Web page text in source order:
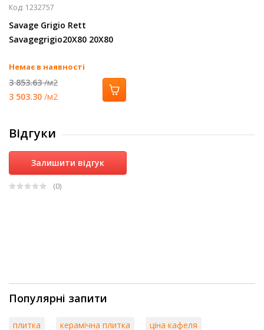
Код: 1232757
Savage Grigio Rett
Savagegrigio20X80 20Х80
Немає в наявності
3 853.63/м2
3 503.30 /м2
Відгуки
(0)
Залишити відгук
Популярні запити
плитка керамічна плитка ціна кафеля